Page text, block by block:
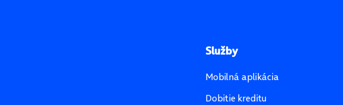
Služby
Mobilná aplikácia
Dobitie kreditu